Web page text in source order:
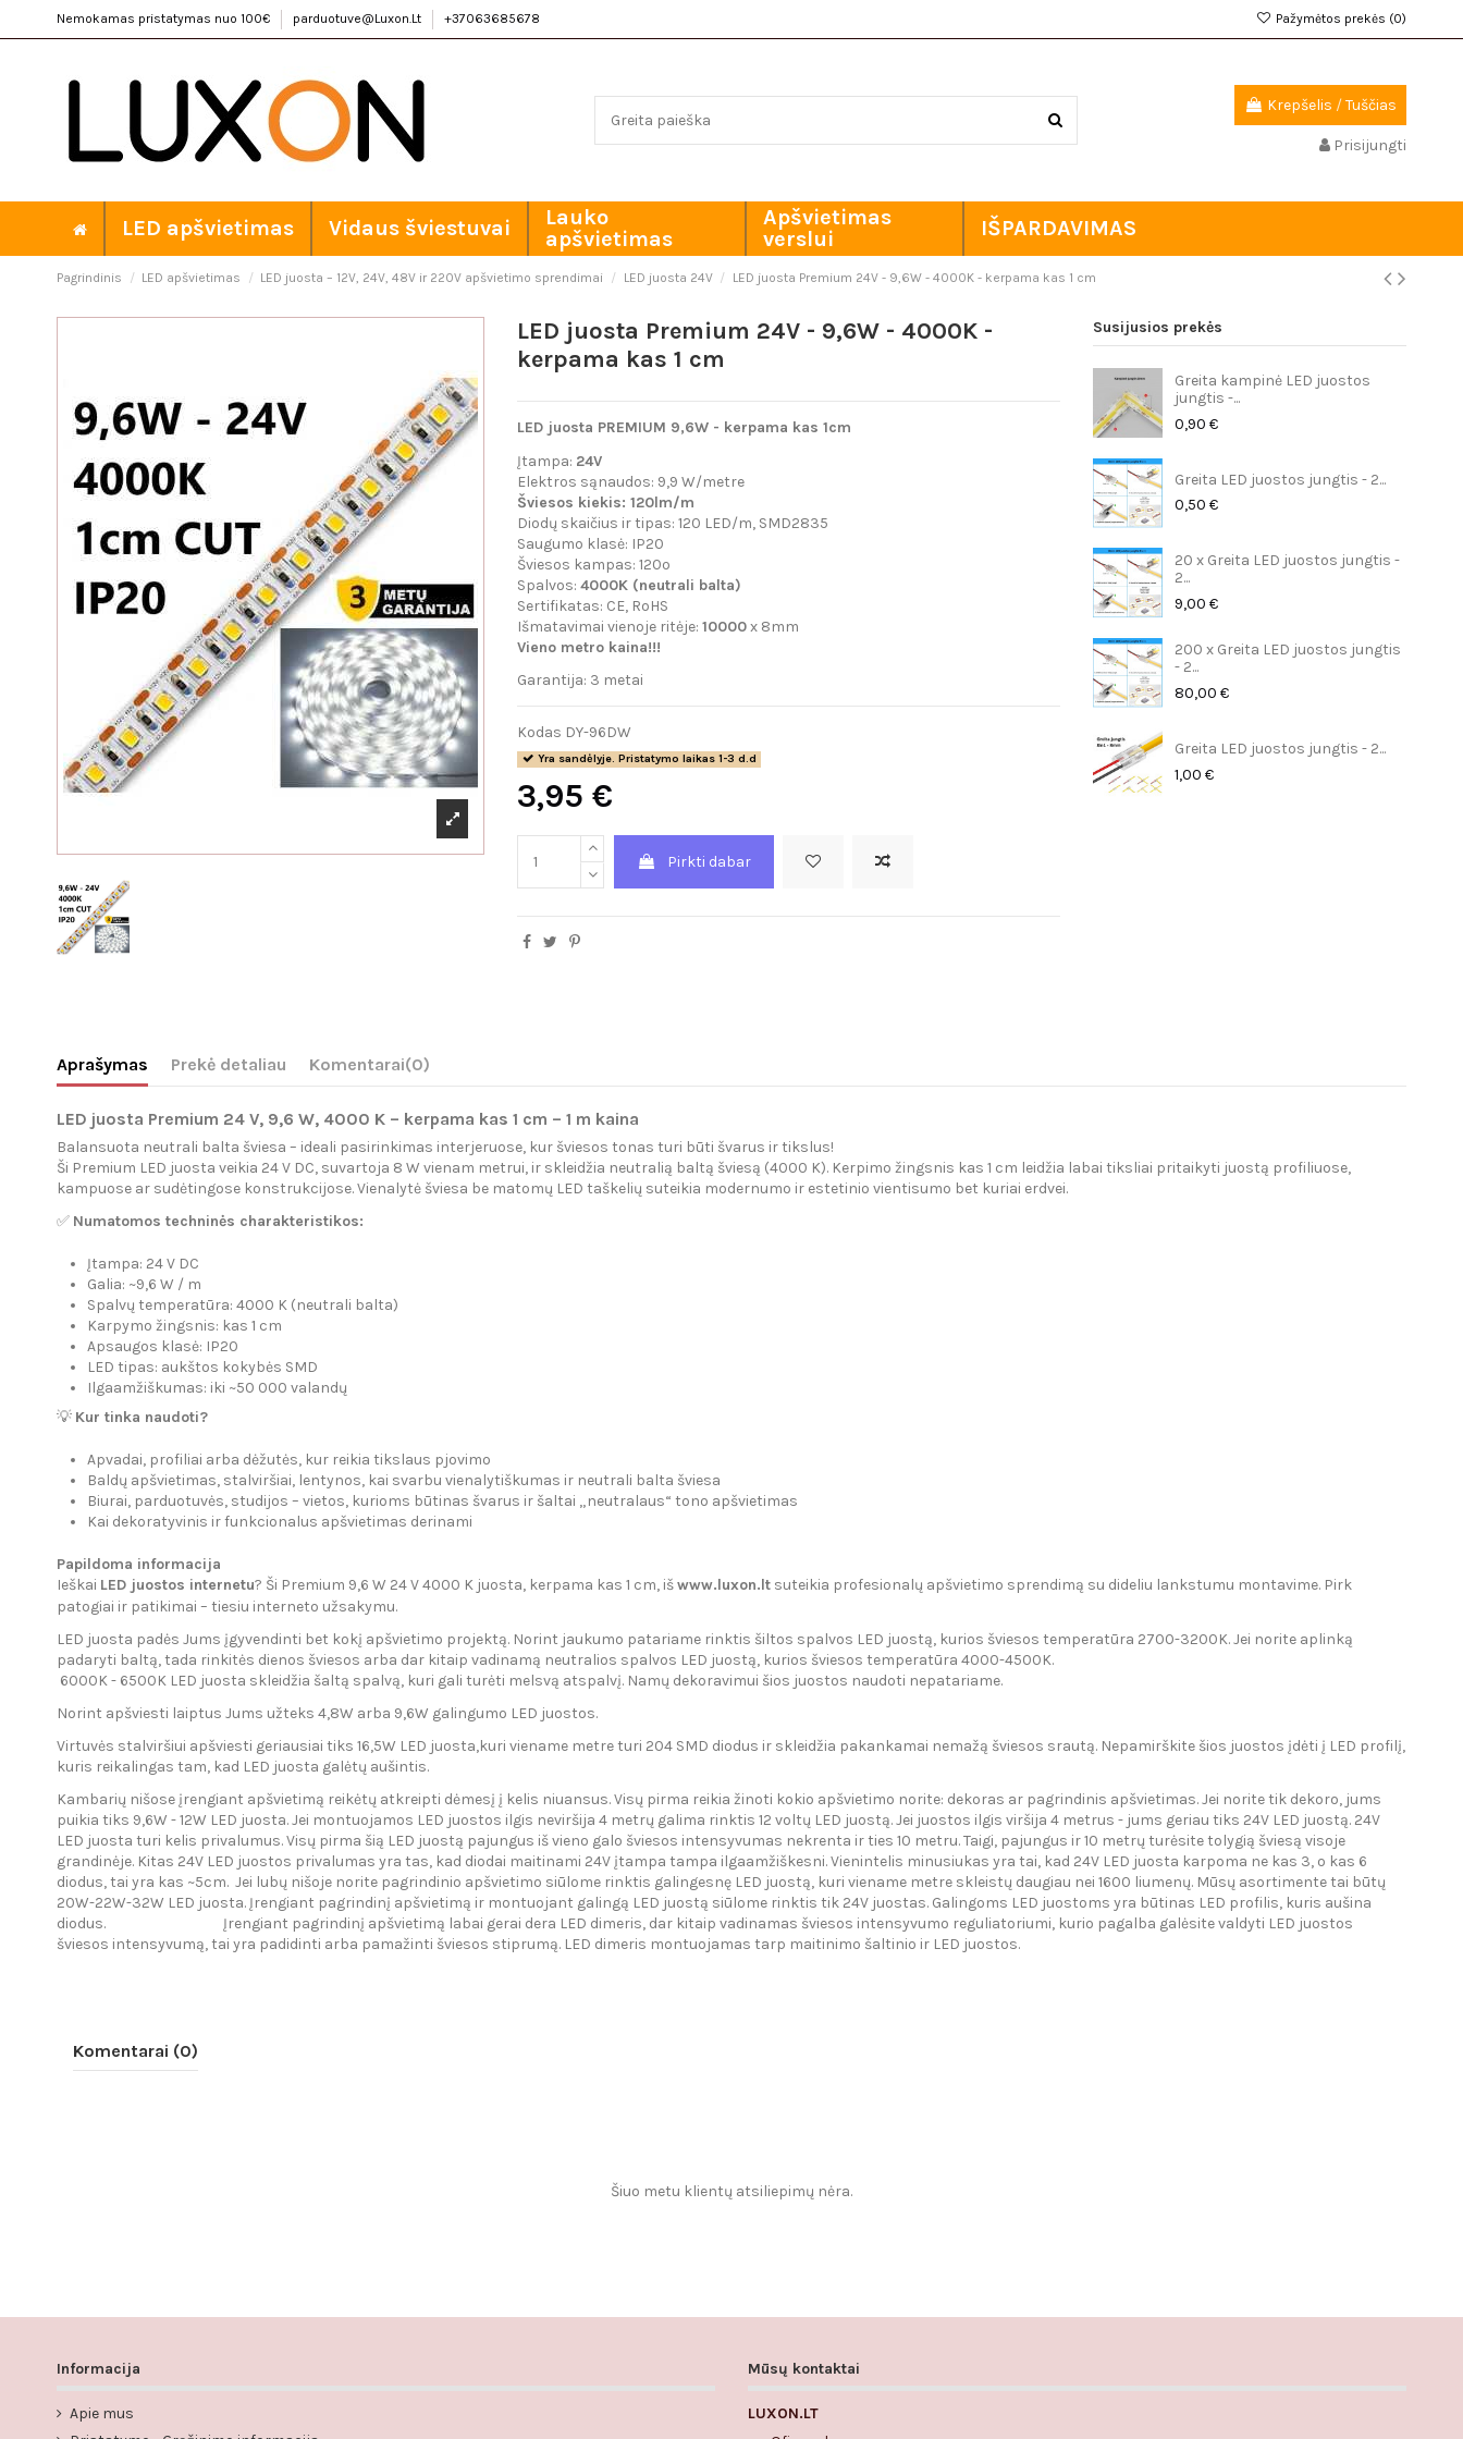
Nemokamas pristatymas nuo 100€ parduotuve@Luxon.Lt +37063685678 Pažymėtos prekės (0)
Krepšelis /Tuščias
Prisijungti
LED apšvietimas Vidaus šviestuvai
Lauko
apšvietimas
Apšvietimas
verslui
IŠPARDAVIMAS
Pagrindinis LED apšvietimas LED juosta – 12V, 24V, 48V ir 220V apšvietimo sprendimai LED juosta 24V LED juosta Premium 24V - 9,6W - 4000K - kerpama kas 1 cm
LED juosta Premium 24V - 9,6W - 4000K -
kerpama kas 1 cm
LED juosta PREMIUM 9,6W - kerpama kas 1cm
Įtampa: 24V
Elektros sąnaudos: 9,9 W/metre
Šviesos kiekis: 120lm/m
Diodų skaičius ir tipas: 120 LED/m, SMD2835
Saugumo klasė: IP20
Šviesos kampas: 120º
Spalvos:4000K (neutrali balta)
Sertifikatas: CE, RoHS
Išmatavimai vienoje ritėje:10000x 8mm
Vieno metro kaina!!!
Garantija: 3 metai
Kodas DY-96DW
Yra sandėlyje. Pristatymo laikas 1-3 d.d
3,95 €
Pirkti dabar
Susijusios prekės
Greita kampinė LED juostos
jungtis -...
0,90 €
Greita LED juostos jungtis - 2...
0,50 €
20 x Greita LED juostos jungtis -
2...
9,00 €
200 x Greita LED juostos jungtis
- 2...
80,00 €
Greita LED juostos jungtis - 2...
1,00 €
Aprašymas Prekė detaliau Komentarai(0)
LED juosta Premium 24 V, 9,6 W, 4000 K – kerpama kas 1 cm – 1 m kaina
Balansuota neutrali balta šviesa – ideali pasirinkimas interjeruose, kur šviesos tonas turi būti švarus ir tikslus!
Ši Premium LED juosta veikia 24 V DC, suvartoja 8 W vienam metrui, ir skleidžia neutralią baltą šviesą (4000 K). Kerpimo žingsnis kas 1 cm leidžia labai tiksliai pritaikyti juostą profiliuose,
kampuose ar sudėtingose konstrukcijose. Vienalytė šviesa be matomų LED taškelių suteikia modernumo ir estetinio vientisumo bet kuriai erdvei.
✅ Numatomos techninės charakteristikos:
Įtampa: 24 V DC
Galia: ~9,6 W / m
Spalvų temperatūra: 4000 K (neutrali balta)
Karpymo žingsnis: kas 1 cm
Apsaugos klasė: IP20
LED tipas: aukštos kokybės SMD
Ilgaamžiškumas: iki ~50 000 valandų
💡 Kur tinka naudoti?
Apvadai, profiliai arba dėžutės, kur reikia tikslaus pjovimo
Baldų apšvietimas, stalviršiai, lentynos, kai svarbu vienalytiškumas ir neutrali balta šviesa
Biurai, parduotuvės, studijos – vietos, kurioms būtinas švarus ir šaltai „neutralaus“ tono apšvietimas
Kai dekoratyvinis ir funkcionalus apšvietimas derinami
Papildoma informacija
Ieškai LED juostos internetu? Ši Premium 9,6 W 24 V 4000 K juosta, kerpama kas 1 cm, išwww.luxon.lt suteikia profesionalų apšvietimo sprendimą su dideliu lankstumu montavime. Pirk
patogiai ir patikimai – tiesiu interneto užsakymu.
LED juosta padės Jums įgyvendinti bet kokį apšvietimo projektą. Norint jaukumo patariame rinktis šiltos spalvos LED juostą, kurios šviesos temperatūra 2700-3200K. Jei norite aplinką
padaryti baltą, tada rinkitės dienos šviesos arba dar kitaip vadinamą neutralios spalvos LED juostą, kurios šviesos temperatūra 4000-4500K.
6000K - 6500K LED juosta skleidžia šaltą spalvą, kuri gali turėti melsvą atspalvį. Namų dekoravimui šios juostos naudoti nepatariame.
Norint apšviesti laiptus Jums užteks 4,8W arba 9,6W galingumo LED juostos.
Virtuvės stalviršiui apšviesti geriausiai tiks 16,5W LED juosta,kuri viename metre turi 204 SMD diodus ir skleidžia pakankamai nemažą šviesos srautą. Nepamirškite šios juostos įdėti į LED profilį,
kuris reikalingas tam, kad LED juosta galėtų aušintis.
Kambarių nišose įrengiant apšvietimą reikėtų atkreipti dėmesį į kelis niuansus. Visų pirma reikia žinoti kokio apšvietimo norite: dekoras ar pagrindinis apšvietimas. Jei norite tik dekoro, jums
puikia tiks 9,6W - 12W LED juosta. Jei montuojamos LED juostos ilgis neviršija 4 metrų galima rinktis 12 voltų LED juostą. Jei juostos ilgis viršija 4 metrus - jums geriau tiks 24V LED juostą. 24V
LED juosta turi kelis privalumus. Visų pirma šią LED juostą pajungus iš vieno galo šviesos intensyvumas nekrenta ir ties 10 metru. Taigi, pajungus ir 10 metrų turėsite tolygią šviesą visoje
grandinėje. Kitas 24V LED juostos privalumas yra tas, kad diodai maitinami 24V įtampa tampa ilgaamžiškesni. Vienintelis minusiukas yra tai, kad 24V LED juosta karpoma ne kas 3, o kas 6
diodus, tai yra kas ~5cm. Jei lubų nišoje norite pagrindinio apšvietimo siūlome rinktis galingesnę LED juostą, kuri viename metre skleistų daugiau nei 1600 liumenų. Mūsų asortimente tai būtų
20W-22W-32W LED juosta. Įrengiant pagrindinį apšvietimą ir montuojant galingą LED juostą siūlome rinktis tik 24V juostas. Galingoms LED juostoms yra būtinas LED profilis, kuris aušina
diodus. Įrengiant pagrindinį apšvietimą labai gerai dera LED dimeris, dar kitaip vadinamas šviesos intensyvumo reguliatoriumi, kurio pagalba galėsite valdyti LED juostos
šviesos intensyvumą, tai yra padidinti arba pamažinti šviesos stiprumą. LED dimeris montuojamas tarp maitinimo šaltinio ir LED juostos.
Komentarai (0)
Šiuo metu klientų atsiliepimų nėra.
Informacija
Apie mus
Mūsų kontaktai
LUXON.LT